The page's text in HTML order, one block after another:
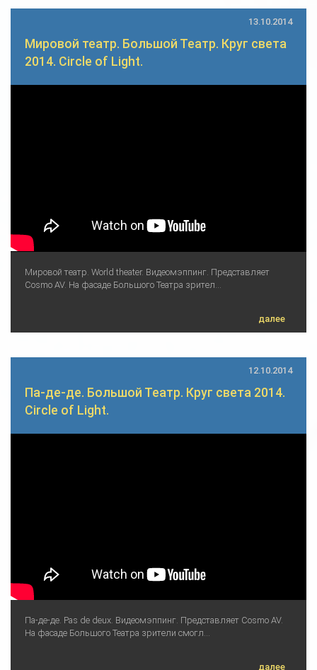
13.10.2014
Мировой театр. Большой Театр. Круг света
2014. Circle of Light.
Мировой театр. World theater. Видеомэппинг. Представляет
Cosmo AV. На фасаде Большого Театра зрител...
далее
12.10.2014
Па-де-де. Большой Театр. Круг света 2014.
Circle of Light.
Па-де-де. Pas de deux. Видеомэппинг. Представляет Cosmo AV.
На фасаде Большого Театра зрители смогл...
далее